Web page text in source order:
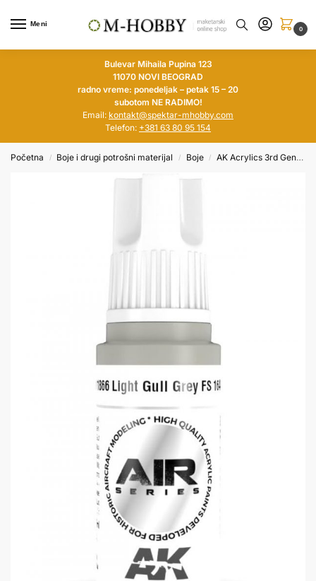
Meni
0
Bulevar Mihaila Pupina 123
11070 NOVI BEOGRAD
radno vreme: ponedeljak – petak 15 – 20
subotom NE RADIMO!
Email: kontakt@spektar-mhobby.com
Telefon: +381 63 80 95 154
Početna / Boje i drugi potrošni materijal / Boje / AK Acrylics 3rd Generation